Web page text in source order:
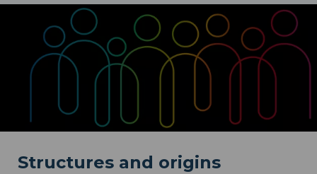
Structures and origins